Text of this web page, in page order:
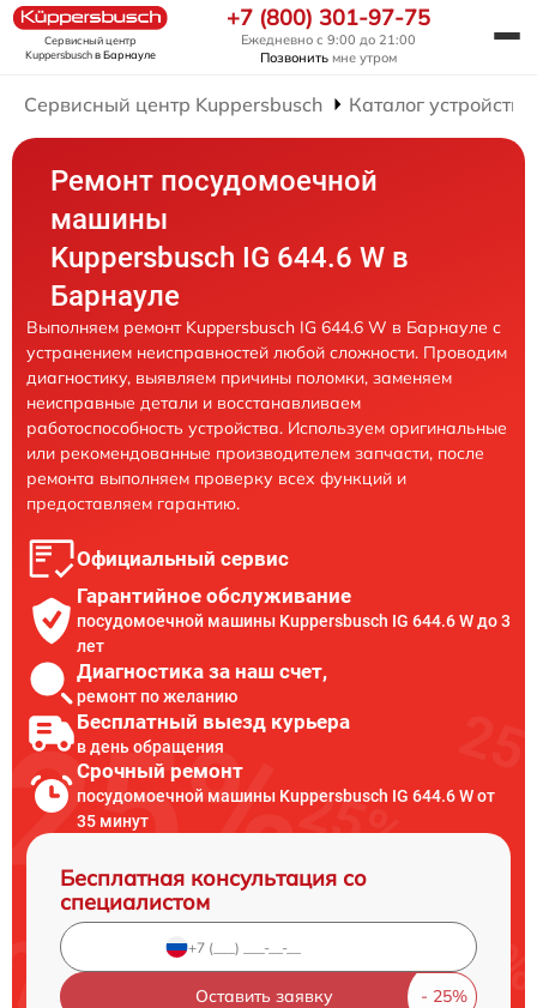
Сервисный центр
Kuppersbuschв Барнауле
+7 (800) 301-97-75
Ежедневно с 9:00 до 21:00
Позвонить мне утром
Сервисный центр Kuppersbusch Каталог устройств
Ремонт посудомоечной
машины
Kuppersbusch IG 644.6 W в
Барнауле
Выполняем ремонт Kuppersbusch IG 644.6 W в Барнауле с
устранением неисправностей любой сложности. Проводим
диагностику, выявляем причины поломки, заменяем
неисправные детали и восстанавливаем
работоспособность устройства. Используем оригинальные
или рекомендованные производителем запчасти, после
ремонта выполняем проверку всех функций и
предоставляем гарантию.
Официальный сервис
Гарантийное обслуживание
посудомоечной машины Kuppersbusch IG 644.6 W до 3
лет
Диагностика за наш счет,
ремонт по желанию
Бесплатный выезд курьера
в день обращения
Срочный ремонт
посудомоечной машины Kuppersbusch IG 644.6 W от
35 минут
Бесплатная консультация со
специалистом
Оставить заявку